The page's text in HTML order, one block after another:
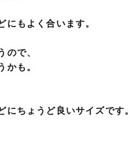
もよく合います。
ので、
かも。
ちょうど良いサイズです。